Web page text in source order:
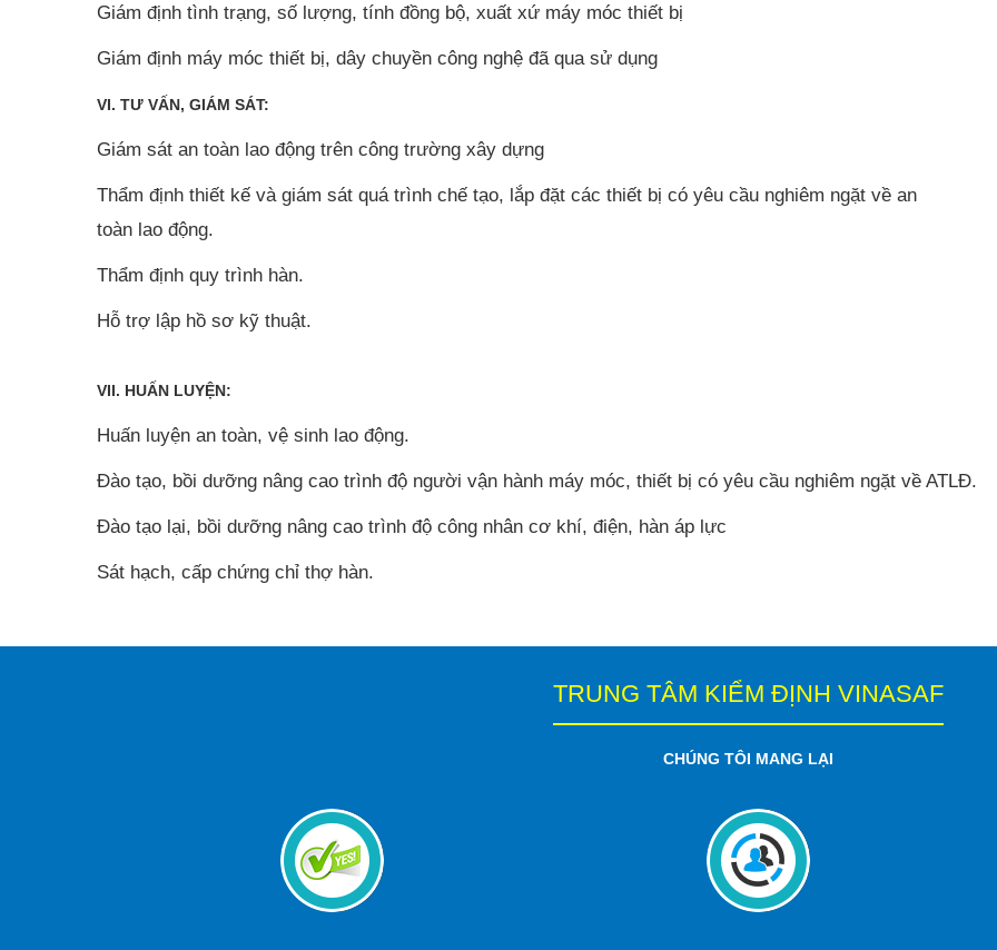
Giám định tình trạng, số lượng, tính đồng bộ, xuất xứ máy móc thiết bị
Giám định máy móc thiết bị, dây chuyền công nghệ đã qua sử dụng
VI. TƯ VẤN, GIÁM SÁT:
Giám sát an toàn lao động trên công trường xây dựng
Thẩm định thiết kế và giám sát quá trình chế tạo, lắp đặt các thiết bị có yêu cầu nghiêm ngặt về an
toàn lao động.
Thẩm định quy trình hàn.
Hỗ trợ lập hồ sơ kỹ thuật.
VII. HUẤN LUYỆN:
Huấn luyện an toàn, vệ sinh lao động.
Đào tạo, bồi dưỡng nâng cao trình độ người vận hành máy móc, thiết bị có yêu cầu nghiêm ngặt về ATLĐ.
Đào tạo lại, bồi dưỡng nâng cao trình độ công nhân cơ khí, điện, hàn áp lực
Sát hạch, cấp chứng chỉ thợ hàn.
TRUNG TÂM KIỂM ĐỊNH VINASAF
CHÚNG TÔI MANG LẠI